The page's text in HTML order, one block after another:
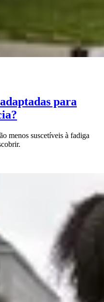
para
menos suscetíveis à fadiga